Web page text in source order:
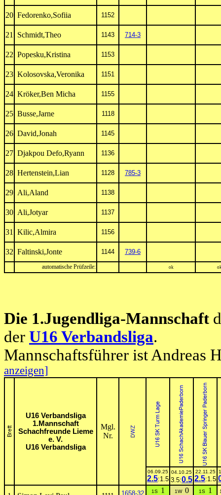
20 Fedorenko,Sofiia 1152
21 Schmidt,Theo 1143 714-3
22 Popesku,Kristina 1153
23 Kolosovska,Veronika 1151
24 Kröker,Ben Micha 1155
25 Busse,Jarne 1118
26 David,Jonah 1145
27 Djakpou Defo,Ryann 1136
28 Hertenstein,Lian 1128 785-3
29 Ali,Aland 1138
30 Ali,Jotyar 1137
31 Kilic,Almira 1156
32 Faltinski,Jonte 1144 739-6
automatische Prüfzeile: ok
Die 1.Jugendliga-Mannschaft
der U16 Verbandsliga.
Mannschaftsführer ist Andreas
anzeigen]
U16 Verbandsliga
1.Mannschaft
Schachfreunde Lieme
e. V.
U16 Verbandsliga
Mgl.
Nr.
06.09.25
2.5:1.5
04.10.25
3.5:0.5
22.11.25
2.5:1.5
1658-32 1S 1 1W 0 1S 1